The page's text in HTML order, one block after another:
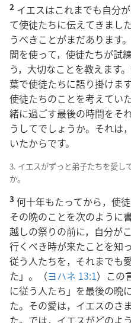
2 イエスはこれまでも自分
て使徒たちに伝えてきまし
うべきことがまだあります
間を使って，使徒たちが試
う，大切なことを教えます
葉で使徒たちに語り掛けま
使徒たちのことを考えてい
緒に過ごす最後の時間をそ
うしてでしょうか。それは
いたからです。
3. イエスがずっと弟子たちを愛し
か。
3 何十年もたってから，使
その晩のことを次のように
越しの祭りの前に，自分が
行くべき時が来たことを知
従う人たちを，それまでも
た」。（ヨハネ 13:1）この
に従う人たち」を最後の晩
た。その愛は，イエスのさ